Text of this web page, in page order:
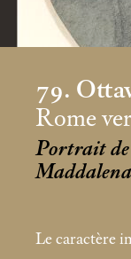
79.
Rome
Portrait de
Maddalena
Le caractère